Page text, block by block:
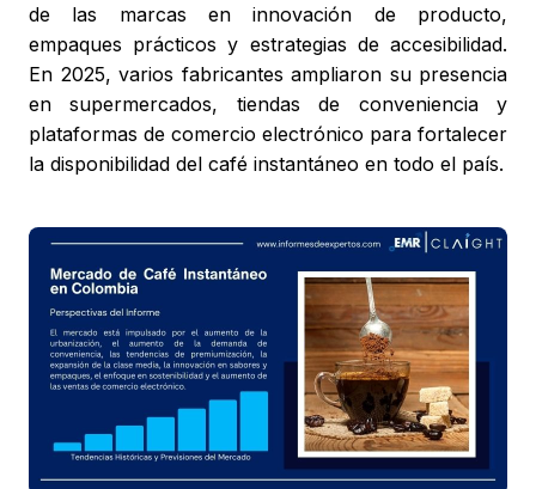
de las marcas en innovación de producto,
empaques prácticos y estrategias de accesibilidad.
En 2025, varios fabricantes ampliaron su presencia
en supermercados, tiendas de conveniencia y
plataformas de comercio electrónico para fortalecer
la disponibilidad del café instantáneo en todo el país.